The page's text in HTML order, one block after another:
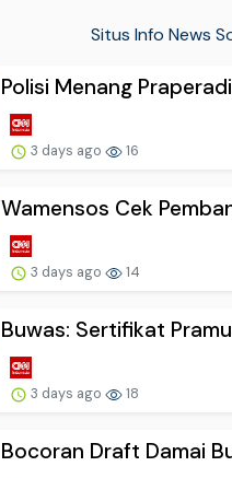
Situs Info News
Polisi Menang
3 days ago 16
Wamensos Cek
3 days ago 14
Buwas: Sertifikat
3 days ago 18
Bocoran Draft Damai